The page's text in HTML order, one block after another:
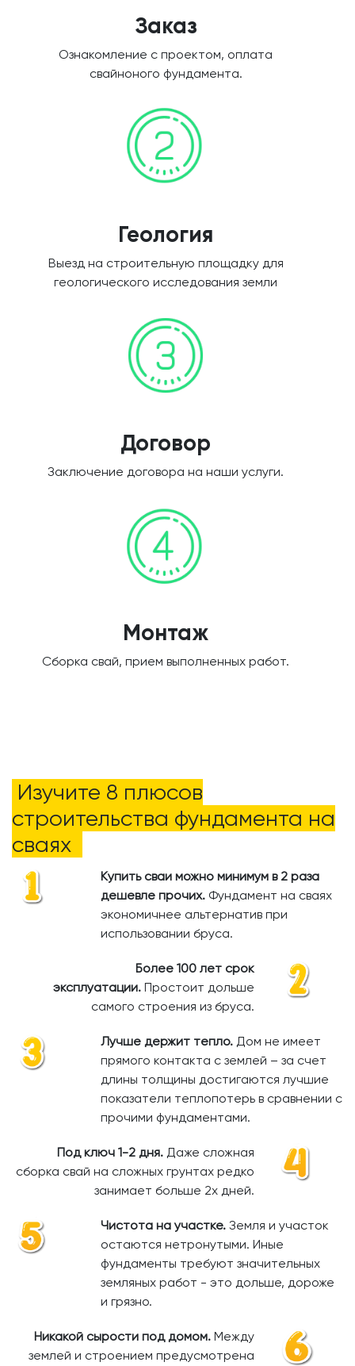
Заказ
Ознакомление с проектом, оплата
свайноного фундамента.
Геология
Выезд на строительную площадку для
геологического исследования земли
Договор
Заключение договора на наши услуги.
Монтаж
Сборка свай, прием выполненных работ.
Изучите 8 плюсов
строительства фундамента на
сваях
Купить сваи можно минимум в 2 раза
дешевле прочих. Фундамент на сваях
экономичнее альтернатив при
использовании бруса.
Более 100 лет срок
эксплуатации. Простоит дольше
самого строения из бруса.
Лучше держит тепло. Дом не имеет
прямого контакта с землей – за счет
длины толщины достигаются лучшие
показатели теплопотерь в сравнении с
прочими фундаментами.
Под ключ 1-2 дня. Даже сложная
сборка свай на сложных грунтах редко
занимает больше 2х дней.
Чистота на участке. Земля и участок
остаются нетронутыми. Иные
фундаменты требуют значительных
земляных работ - это дольше, дороже
и грязно.
Никакой сырости под домом. Между
землей и строением предусмотрена